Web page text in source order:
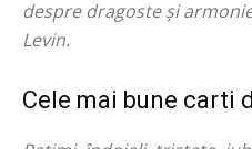
despre dragoste și
Levin.
Cele mai bune carti